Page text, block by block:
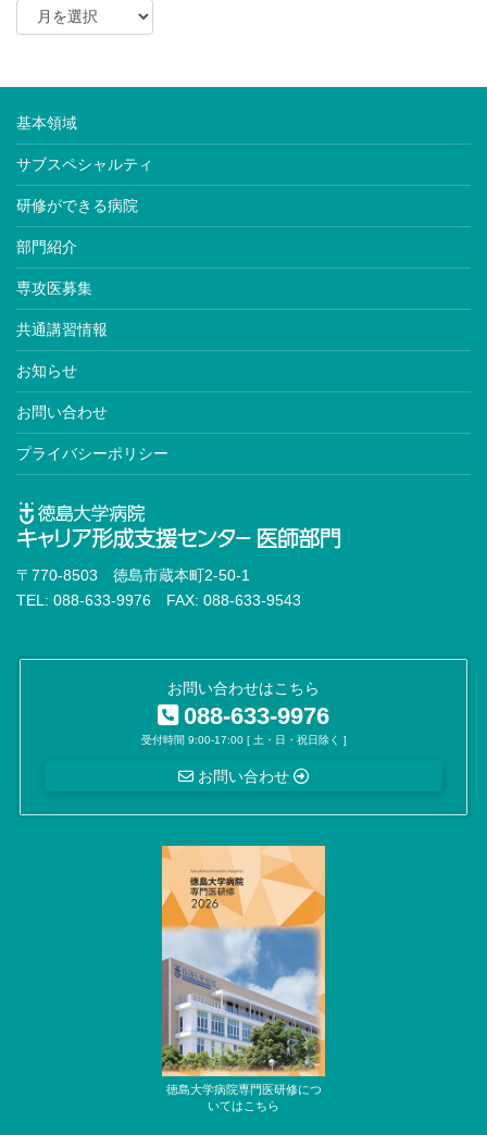
基本領域
サブスペシャルティ
研修ができる病院
部門紹介
専攻医募集
共通講習情報
お知らせ
お問い合わせ
プライバシーポリシー
〒770-8503 徳島市蔵本町2-50-1
TEL: 088-633-9976 FAX: 088-633-9543
お問い合わせはこちら
088-633-9976
受付時間 9:00-17:00 [ 土・日・祝日除く ]
お問い合わせ